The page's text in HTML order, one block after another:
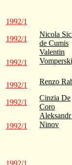
1992/1
1992/1
Nicola
de Cumis
1992/1
Valentin
1992/1 Renzo
1992/1
Cinzia De
Coro
1992/1
Ninov
1992/1